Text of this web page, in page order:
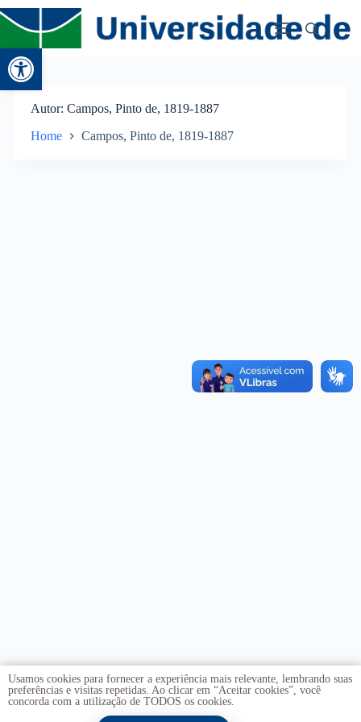
Abrir a barra de ferramentas
Autor Campos, Pinto de, 1819-1887
Home Campos, Pinto de, 1819-1887
Usamos cookies para fornecer a experiência mais relevante, lembrando suas
preferências e visitas repetidas. Ao clicar em “Aceitar cookies”, você
concorda com a utilização de TODOS os cookies.